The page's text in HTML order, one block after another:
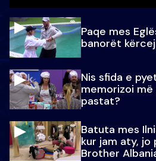
Paqe mes
banorët
Nis sfida e
memorizoi
pastat?
Batuta mes
kur jam aty, jo
Brother